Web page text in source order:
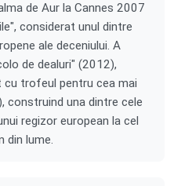
de Aur la Cannes 2007
considerat unul dintre
ale deceniului. A
de dealuri" (2012),
cu trofeul pentru cea mai
construind una dintre cele
regizor european la cel
din lume.